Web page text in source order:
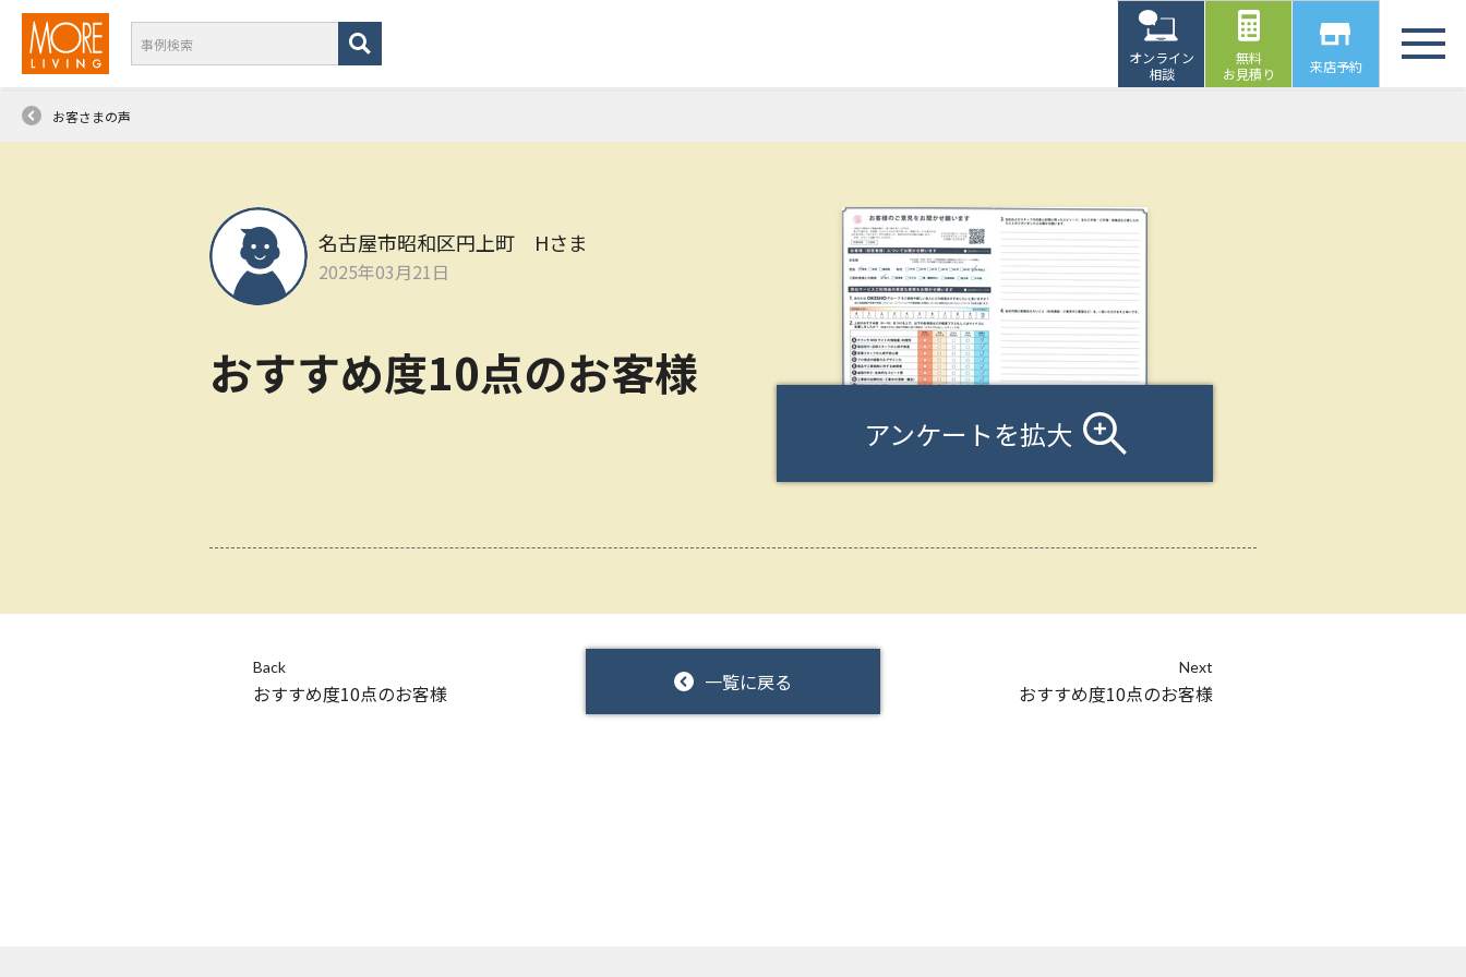
オンライン
相談
無料
お見積り
来店予約
お客さまの声
名古屋市昭和区円上町 Hさま
2025年03月21日
おすすめ度10点のお客様
アンケートを拡大
Back
おすすめ度10点のお客様 一覧に戻る
Next
おすすめ度10点のお客様